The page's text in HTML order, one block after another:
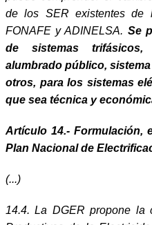
de los SER existentes de
FONAFE y ADINELSA. Se
de sistemas trifásicos,
alumbrado público,
otros, para los sistemas
que sea técnica y
Artículo 14.- Formulación,
Plan Nacional de
(...)
14.4. La DGER propone la